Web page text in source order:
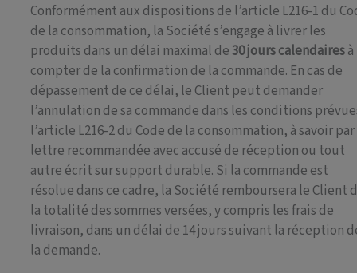
Conformément aux dispositions de l’article L216-1 du
de la consommation, la Société s’engage à livrer les
produits dans un délai maximal de 30 jours calendairesà
compter de la confirmation de la commande. En cas de
dépassement de ce délai, le Client peut demander
l’annulation de sa commande dans les conditions
l’article L216-2 du Code de la consommation, à savoir par
lettre recommandée avec accusé de réception ou tout
autre écrit sur support durable. Si la commande est
résolue dans ce cadre, la Société remboursera le Client
la totalité des sommes versées, y compris les frais de
livraison, dans un délai de 14 jours suivant la réception
la demande.